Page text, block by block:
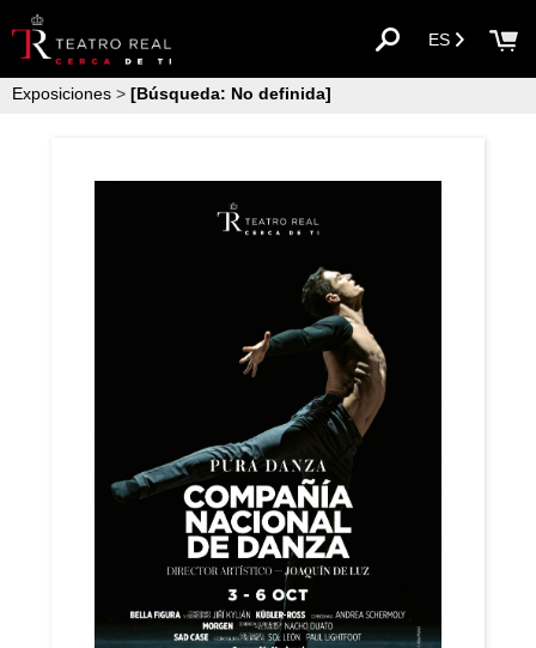
ES
Exposiciones > [Búsqueda: No definida]